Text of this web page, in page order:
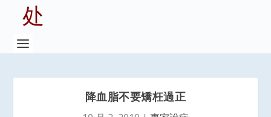
处
降血脂不要矯枉過正